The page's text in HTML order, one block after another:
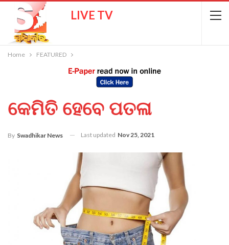
LIVE TV
Home FEATURED
କେମିତି ହେବେ ପତଳା
By Swadhikar News Last updated Nov 25, 2021